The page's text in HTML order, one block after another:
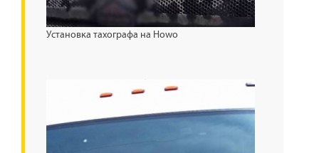
Установка тахографа на Howo